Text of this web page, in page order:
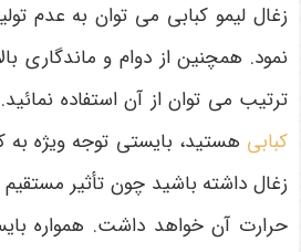
زغال لیمو کبابی می توان به عدم
نمود. همچنین از دوام و ماندگاری
ترتیب می توان از آن استفاده
کبابی هستید، بایستی توجه ویژه
زغال داشته باشید چون تأثیر
حرارت آن خواهد داشت. همواره